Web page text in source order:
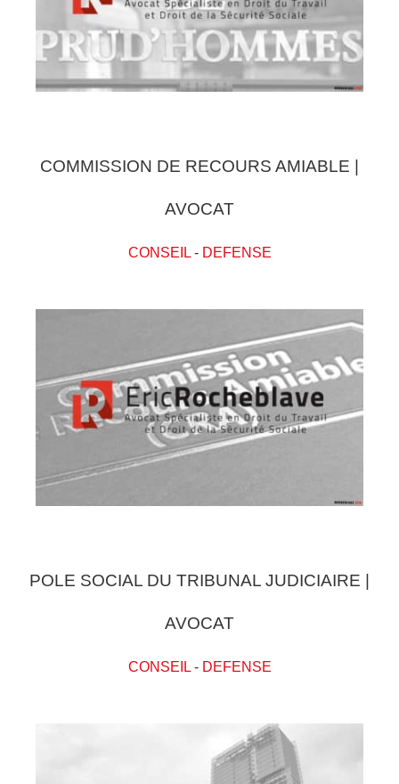
COMMISSION DE RECOURS AMIABLE |
AVOCAT
CONSEIL- DEFENSE
POLE SOCIAL DU TRIBUNAL JUDICIAIRE |
AVOCAT
CONSEIL- DEFENSE